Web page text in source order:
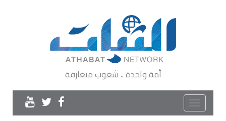
أمة واحدة .. شعوب متعارفة
Toggle
navigation